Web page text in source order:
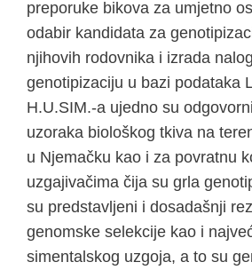
preporuke bikova za umjetno
odabir kandidata za
njihovih rodovnika i izrada
genotipizaciju u bazi podataka
H.U.SIM.-a ujedno su
uzoraka biološkog tkiva na
u Njemačku kao i za povratnu
uzgajivačima čija su grla
su predstavljeni i dosadašnji
genomske selekcije kao i
simentalskog uzgoja, a to su